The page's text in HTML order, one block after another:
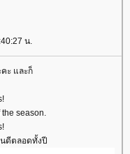
น.
ะ และก็
season.
ดีตลอดทั้งปี